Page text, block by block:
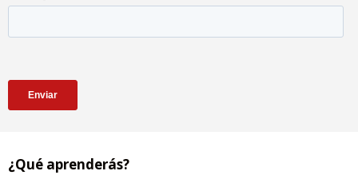
¿Qué aprenderás?